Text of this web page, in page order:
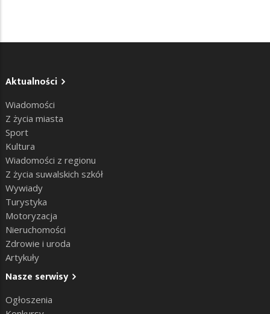
Aktualności
Wiadomości
Z życia miasta
Sport
Kultura
Wiadomości z regionu
Z życia suwalskich szkół
Wywiady
Turystyka
Motoryzacja
Nieruchomości
Zdrowie i uroda
Artykuły
Nasze serwisy
Ogłoszenia